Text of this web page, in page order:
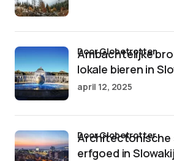
Ambachtelijke
lokale bieren in
door Globetrotter
april 12, 2025
Architectonische
erfgoed in
door Globetrotter